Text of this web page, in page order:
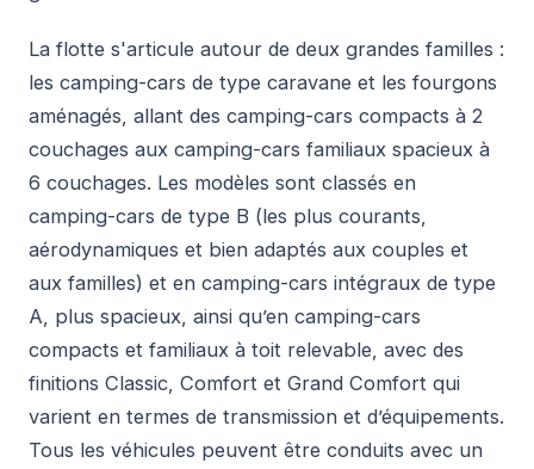
La flotte s'articule autour de deux grandes familles :
les camping-cars de type caravane et les fourgons
aménagés, allant des camping-cars compacts à 2
couchages aux camping-cars familiaux spacieux à
6 couchages. Les modèles sont classés en
camping-cars de type B (les plus courants,
aérodynamiques et bien adaptés aux couples et
aux familles) et en camping-cars intégraux de type
A, plus spacieux, ainsi qu’en camping-cars
compacts et familiaux à toit relevable, avec des
finitions Classic, Comfort et Grand Comfort qui
varient en termes de transmission et d’équipements.
Tous les véhicules peuvent être conduits avec un